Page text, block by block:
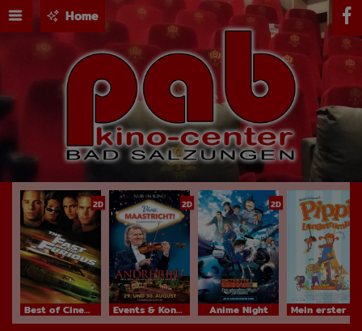
Home
2D
Best of Cinema
2D
Events & Konzerte
2D
Anime Night